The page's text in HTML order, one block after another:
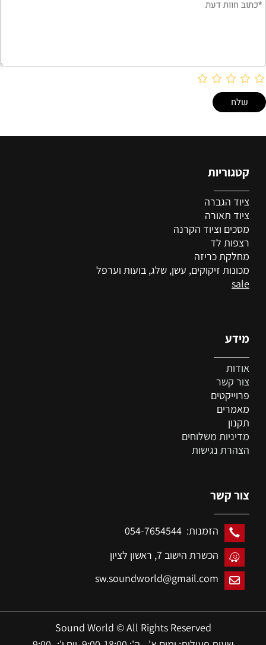
קטגוריות
ציוד הגברה
ציוד תאורה
מסכים וציוד הקרנה
רצפות לד
מחלקת כריזה
מכונות זיקוקים, עשן, שלג, בועות וערפל
sale
מידע
אודות
צור קשר
פרוייקטים
מאמרים
תקנון
מדיניות משלוחים
הצהרת נגישות
צור קשר
הזמנות: 054-7654544
הכשרת הישוב 7,
ראשון לציון
sw.soundworld@gmail.com
Sound World © All Rights Reserved